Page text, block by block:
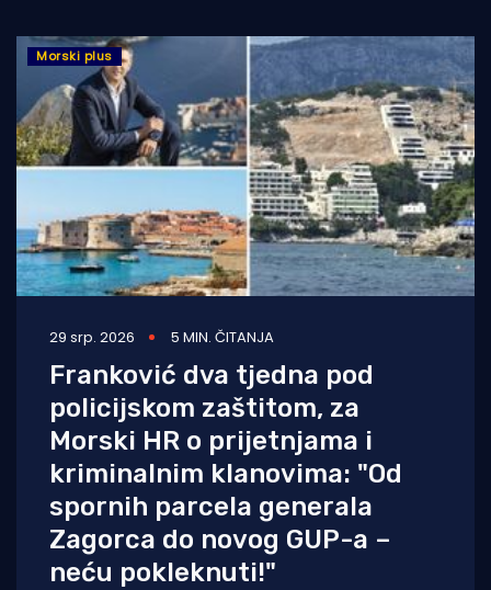
Morski plus
29 srp. 2026 5 MIN. ČITANJA
Franković dva tjedna pod
policijskom zaštitom, za
Morski HR o prijetnjama i
kriminalnim klanovima: "Od
spornih parcela generala
Zagorca do novog GUP-a –
neću pokleknuti!"